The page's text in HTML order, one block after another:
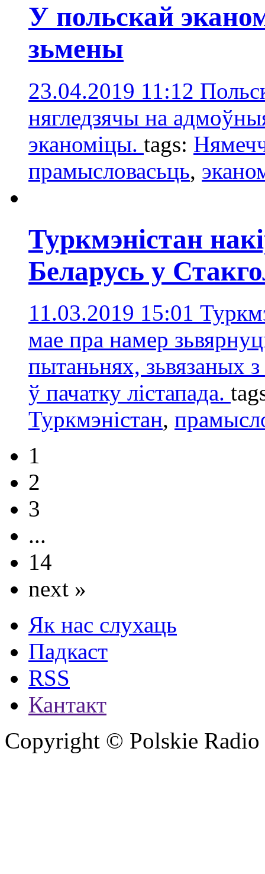
У польскай
зьмены
23.04.2019 11:12
нягледзячы на
эканоміцы. tags:
прамысловасьць,
Туркмэністан
Беларусь у
11.03.2019 15:01
мае пра намер
пытаньнях, зьвязаных
ў пачатку лістапада.
Туркмэністан,
1
2
3
...
14
next »
Як нас слухаць
Падкаст
RSS
Кантакт
Copyright © Polskie